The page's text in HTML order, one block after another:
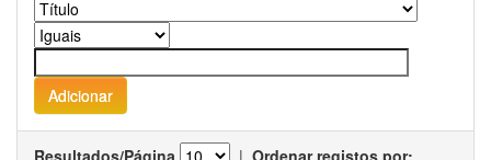
Resultados/Página | Ordenar registos por: